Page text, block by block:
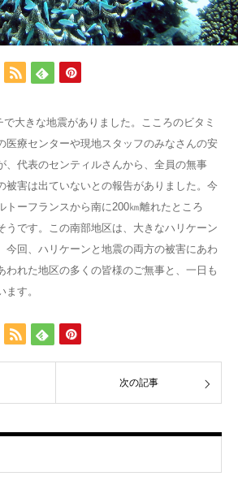
大きな地震がありました。こころのビタミ
医療センターや現地スタッフのみなさんの安
、代表のセンティルさんから、全員の無事
被害は出ていないとの報告がありました。今
トーフランスから南に200㎞離れたところ
うです。この南部地区は、大きなハリケーン
今回、ハリケーンと地震の両方の被害にあわ
われた地区の多くの皆様のご無事と、一日も
す。
次の記事